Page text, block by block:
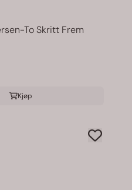
To Skritt Frem
Kjøp